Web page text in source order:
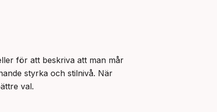
för att beskriva att man mår
styrka och stilnivå. När
val.